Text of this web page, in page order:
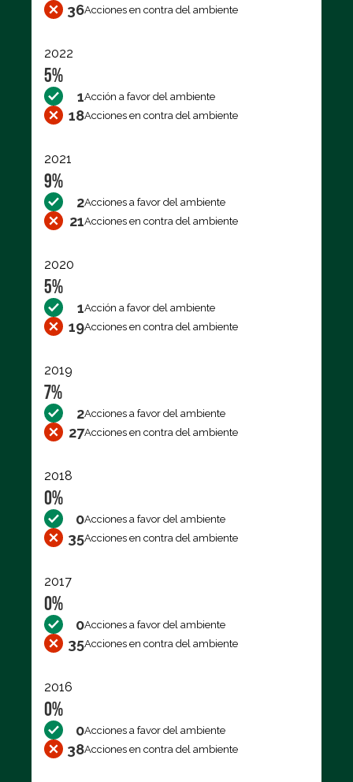
36Acciones en contra del ambiente
2022
5%
1Acción a favor del ambiente
18Acciones en contra del ambiente
2021
9%
2Acciones a favor del ambiente
21Acciones en contra del ambiente
2020
5%
1Acción a favor del ambiente
19Acciones en contra del ambiente
2019
7%
2Acciones a favor del ambiente
27Acciones en contra del ambiente
2018
0%
0Acciones a favor del ambiente
35Acciones en contra del ambiente
2017
0%
0Acciones a favor del ambiente
35Acciones en contra del ambiente
2016
0%
0Acciones a favor del ambiente
38Acciones en contra del ambiente